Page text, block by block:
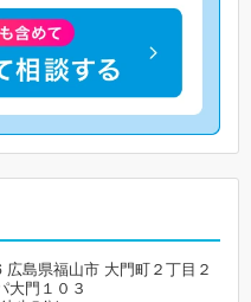
島県福山市 大門町２丁目２
大門１０３